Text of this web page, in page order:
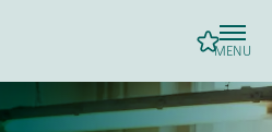
MENU